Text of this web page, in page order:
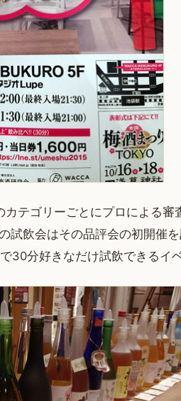
カテゴリーごとにプロによる審
試飲会はその品評会の初開催
30分好きなだけ試飲できるイ